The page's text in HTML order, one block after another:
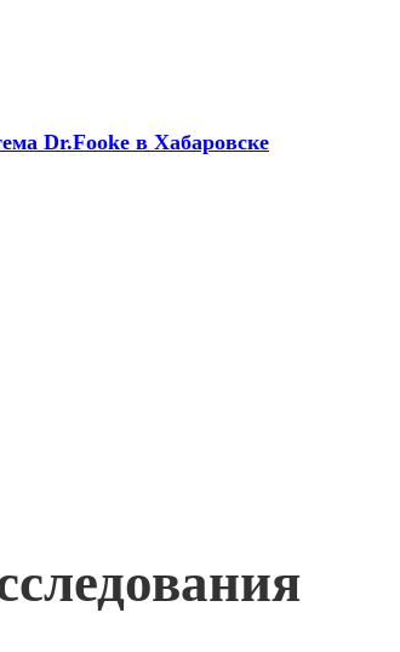
Dr.Fooke в Хабаровске